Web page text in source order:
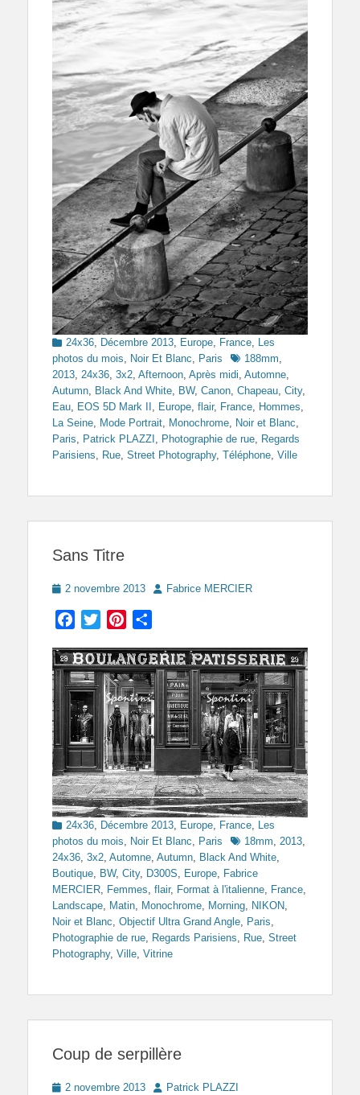
Categories
24x36, Décembre 2013, Europe, France, Les
photos du mois, Noir Et Blanc, Paris Tags188mm,
2013, 24x36, 3x2, Afternoon, Après midi, Automne,
Autumn, Black And White, BW, Canon, Chapeau, City,
Eau, EOS 5D Mark II , Europe, flair, France, Hommes,
La Seine, Mode Portrait, Monochrome, Noir et Blanc,
Paris, Patrick PLAZZI , Photographie de rue, Regards
Parisiens, Rue, Street Photography, Téléphone, Ville
Sans Titre
Posted
2 novembre 2013 AuthorFabrice MERCIER
Facebook
TwitterPinterest
Categories
24x36, Décembre 2013, Europe, France, Les
photos du mois, Noir Et Blanc, Paris Tags18mm, 2013,
24x36, 3x2, Automne, Autumn, Black And White,
Boutique, BW, City, D300S, Europe, Fabrice
MERCIER, Femmes, flair, Format à l'italienne, France,
Landscape, Matin, Monochrome, Morning, NIKON,
Noir et Blanc, Objectif Ultra Grand Angle, Paris,
Photographie de rue, Regards Parisiens, Rue, Street
Photography, Ville, Vitrine
Coup de serpillère
Posted
2 novembre 2013 AuthorPatrick PLAZZI